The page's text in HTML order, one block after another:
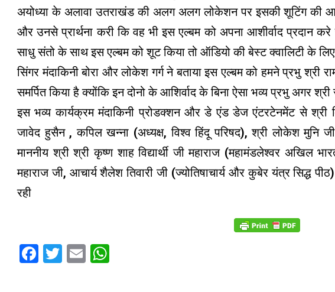
अयोध्या के अलावा उतराखंड की अलग अलग लोकेशन पर इसकी शूटिंग की
और उनसे प्रार्थना करी कि वह भी इस एल्बम को अपना आशीर्वाद प्रदान
साधु संतो के साथ इस एल्बम को शूट किया तो ऑडियो की बेस्ट क्वालिटी के
सिंगर मंदाकिनी बोरा और लोकेश गर्ग ने बताया इस एल्बम को हमने प्रभु श्री
समर्पित किया है क्योंकि इन दोनो के आशिर्वाद के बिना ऐसा भव्य प्रभु अगर
इस भव्य कार्यक्रम मंदाकिनी प्रोडक्शन और डे एंड डेज एंटरटेनमेंट से श्री
जावेद हुसैन , कपिल खन्ना (अध्यक्ष, विश्व हिंदू परिषद), श्री लोकेश मुनि जी
माननीय श्री श्री कृष्ण शाह विद्यार्थी जी महाराज (महामंडलेश्वर अखिल
महाराज जी, आचार्य शैलेश तिवारी जी (ज्योतिषाचार्य और कुबेर यंत्र सिद्ध
रही
Facebook
Twitter
Email